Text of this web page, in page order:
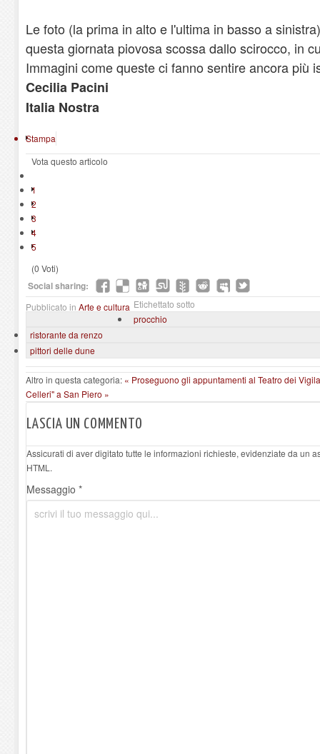
Le foto (la prima in alto e l'ultima in basso a
questa giornata piovosa scossa dallo scirocco, in
Immagini come queste ci fanno sentire ancora più
Cecilia Pacini
Italia Nostra
Stampa
Vota questo articolo
1
2
3
4
5
(0 Voti)
Social sharing:
Pubblicato in Arte e cultura Etichettato sotto
procchio
ristorante da renzo
pittori delle dune
Altro in questa categoria: « Proseguono gli appuntamenti al Teatro dei
Celleri" a San Piero »
LASCIA UN COMMENTO
Assicurati di aver digitato tutte le informazioni richieste, evidenziate da un
HTML.
Messaggio *